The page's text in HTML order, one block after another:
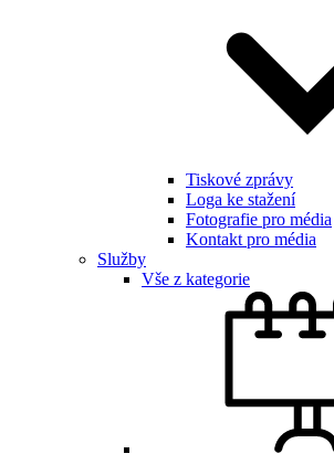
Tiskové zprávy
Loga ke stažení
Fotografie pro média
Kontakt pro média
Služby
Vše z kategorie